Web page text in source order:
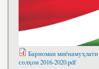
Барномаи
солҳои 2016-2020.pdf